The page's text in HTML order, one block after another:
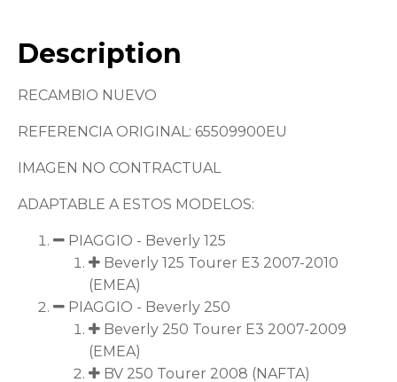
Description
RECAMBIO NUEVO
REFERENCIA ORIGINAL: 65509900EU
IMAGEN NO CONTRACTUAL
ADAPTABLE A ESTOS MODELOS:
PIAGGIO - Beverly 125
Beverly 125 Tourer E3 2007-2010
(EMEA)
PIAGGIO - Beverly 250
Beverly 250 Tourer E3 2007-2009
(EMEA)
BV 250 Tourer 2008 (NAFTA)